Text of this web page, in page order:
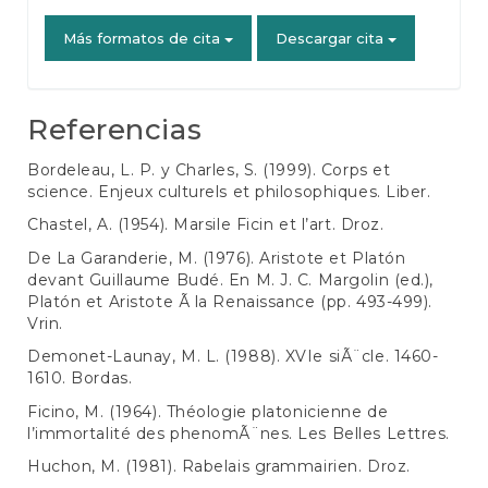
Más formatos de cita Descargar cita
Referencias
Bordeleau, L. P. y Charles, S. (1999). Corps et
science. Enjeux culturels et philosophiques. Liber.
Chastel, A. (1954). Marsile Ficin et l’art. Droz.
De La Garanderie, M. (1976). Aristote et Platón
devant Guillaume Budé. En M. J. C. Margolin (ed.),
Platón et Aristote Ã la Renaissance (pp. 493-499).
Vrin.
Demonet-Launay, M. L. (1988). XVIe siÃ¨cle. 1460-
1610. Bordas.
Ficino, M. (1964). Théologie platonicienne de
l’immortalité des phenomÃ¨nes. Les Belles Lettres.
Huchon, M. (1981). Rabelais grammairien. Droz.